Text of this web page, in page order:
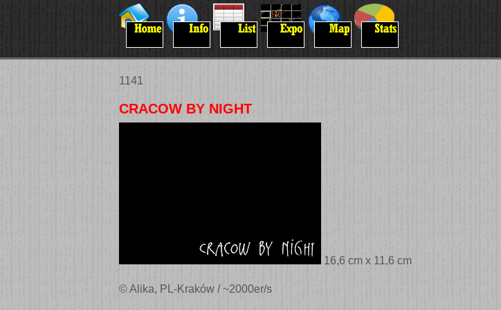
1141
CRACOW BY NIGHT
16,6 cm x 11,6 cm
© Alika, PL-Kraków / ~2000er/s